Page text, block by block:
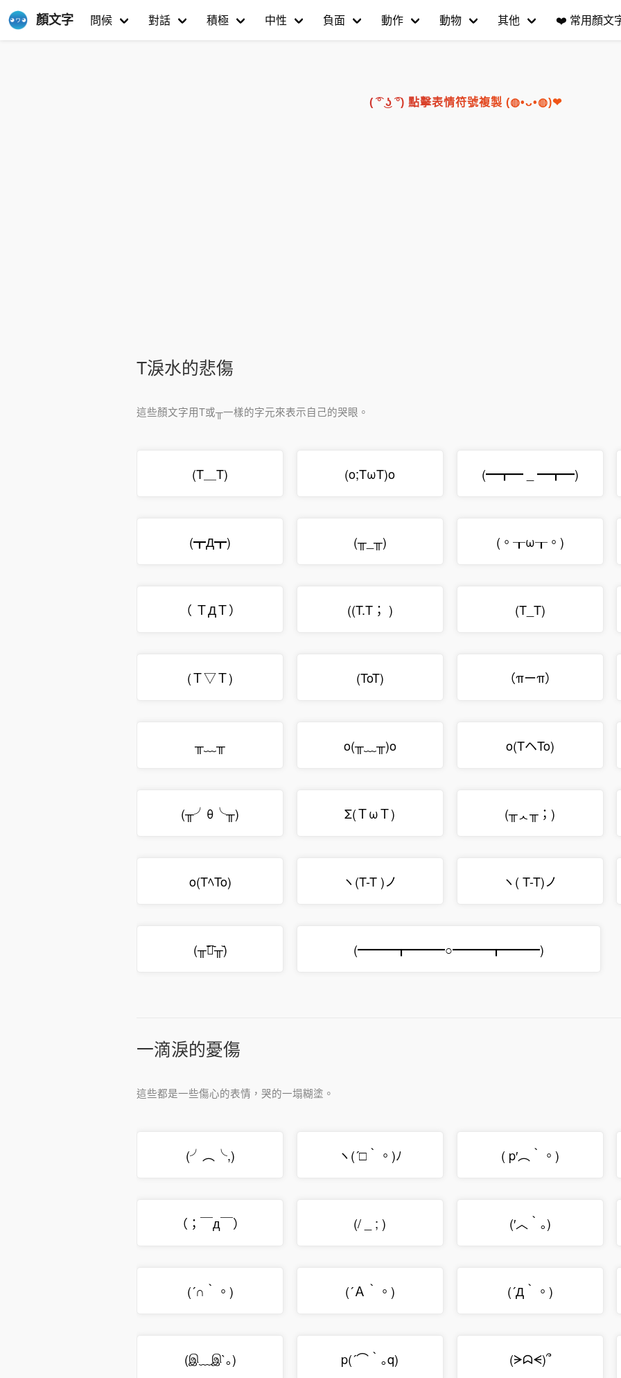
顏文字 問候 對話 積極 中性 負面 動作 動物 其他 ❤️ 常用顏文
( ͡° ͜ʖ ͡°) 點擊表情符號複製 (◍•ᴗ•◍)❤
T淚水的悲傷
這些顏文字用T或╥一樣的字元來表示自己的哭眼。
(T＿T) (o;TωT)o (━┳━ _ ━┳━)
(┳Д┳) (╥_╥) (。┰ω┰。)
（ ＴДＴ） ((T.T； ) (T_T)
(Ｔ▽Ｔ) (ToT) （πーπ）
╥﹏╥ o(╥﹏╥)o o(TヘTo)
(╥╯θ╰╥) Σ(ＴωＴ) (╥ᆺ╥；)
o(TﾍTo) ヽ(T-T )ノ ヽ( T-T)ノ
(╥︣﹏᷅╥᷅) (━━━┳━━━○━━━┳━━━)
一滴淚的憂傷
這些都是一些傷心的表情，哭的一塌糊塗。
(╯︵╰,) ヽ(´□｀。)ﾉ ( p′︵‵。)
（；￣д￣） (/ _ ; ) (′︿‵｡)
(´∩｀。) (´Ａ｀。) (´Д｀。)
(இ﹏இ`｡) p(´⌒｀｡q) (ᗒᗣᗕ)՞